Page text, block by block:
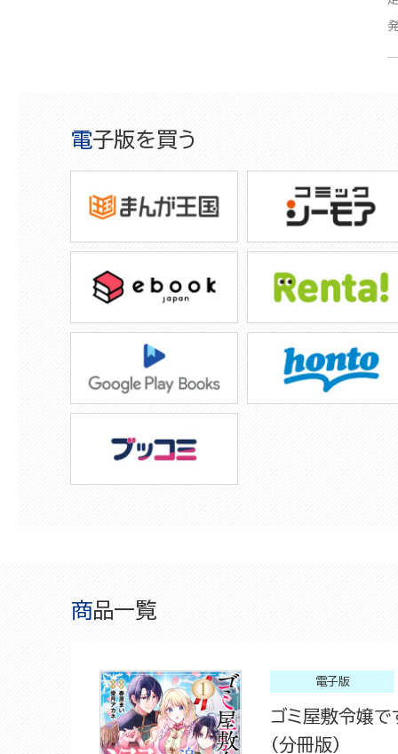
電子版を買う
商品一覧
電子版
ゴミ屋敷令嬢で
（分冊版）